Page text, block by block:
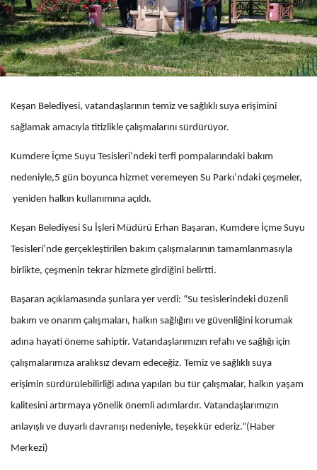
Keşan Belediyesi, vatandaşlarının temiz ve sağlıklı suya erişimini
sağlamak amacıyla titizlikle çalışmalarını sürdürüyor.
Kumdere İçme Suyu Tesisleri’ndeki terfi pompalarındaki bakım
nedeniyle,5 gün boyunca hizmet veremeyen Su Parkı’ndaki çeşmeler,
yeniden halkın kullanımına açıldı.
Keşan Belediyesi Su İşleri Müdürü Erhan Başaran, Kumdere İçme Suyu
Tesisleri’nde gerçekleştirilen bakım çalışmalarının tamamlanmasıyla
birlikte, çeşmenin tekrar hizmete girdiğini belirtti.
Başaran açıklamasında şunlara yer verdi: “Su tesislerindeki düzenli
bakım ve onarım çalışmaları, halkın sağlığını ve güvenliğini korumak
adına hayati öneme sahiptir. Vatandaşlarımızın refahı ve sağlığı için
çalışmalarımıza aralıksız devam edeceğiz. Temiz ve sağlıklı suya
erişimin sürdürülebilirliği adına yapılan bu tür çalışmalar, halkın yaşam
kalitesini artırmaya yönelik önemli adımlardır. Vatandaşlarımızın
anlayışlı ve duyarlı davranışı nedeniyle, teşekkür ederiz.”(Haber
Merkezi)